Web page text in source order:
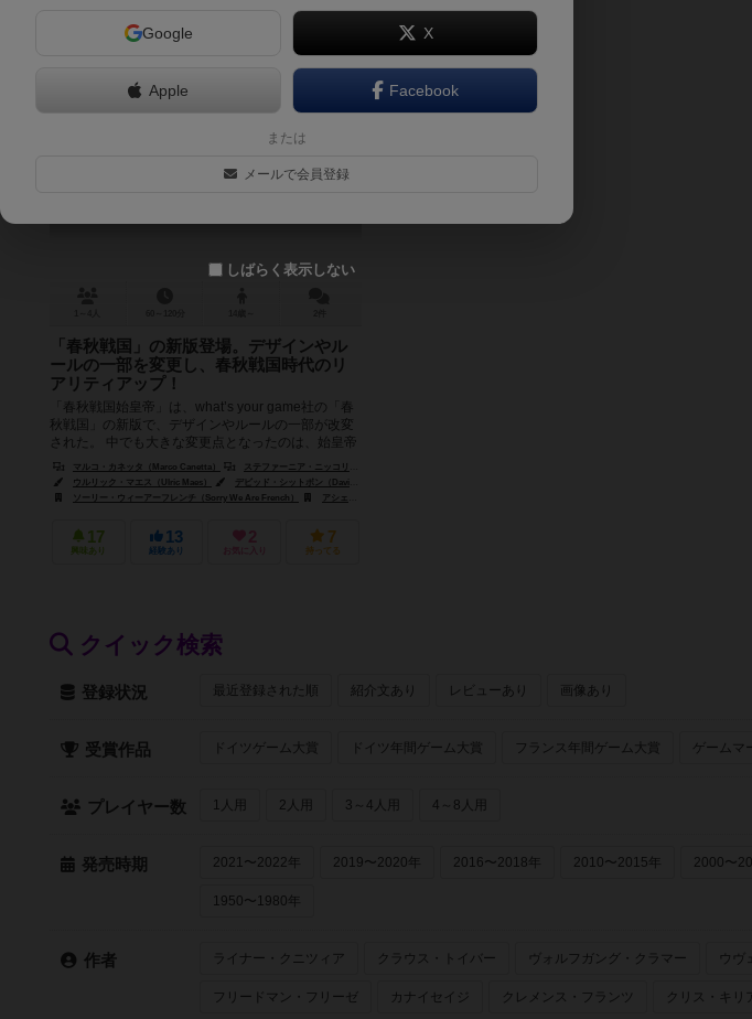
「春秋戦国」の新版登場。デザインやル
ールの一部を変更し、春秋戦国時代のリ
アリティアップ！
「春秋戦国始皇帝」は、what’s your game社の「春
秋戦国」の新版で、デザインやルールの一部が改変
された。 中でも大きな変更点となったのは、始皇帝
の業績にズー...
マルコ・カネッタ（Marco Canetta）
ステファーニア・ニッコリーニ（Stefania Niccolini）
ウルリック・マエス（Ulric Maes）
デビッド・シットボン（David Sitbon）
ソーリー・ウィーアーフレンチ（Sorry We Are French）
アシェット・ボードゲームズ・USA（Hachette Boardgames USA）
17
興味あり
13
経験あり
2
お気に入り
7
持ってる
クイック検索
登録状況 最近登録された順 紹介文あり レビューあり 画像あり
受賞作品 ドイツゲーム大賞 ドイツ年間ゲーム大賞 フランス年間ゲーム大賞 ゲームマ
プレイヤー数 1人用 2人用 3～4人用 4～8人用
発売時期 2021〜2022年 2019〜2020年 2016〜2018年 2010〜2015年 2000〜
1950〜1980年
作者 ライナー・クニツィア クラウス・トイバー ヴォルフガング・クラマー ウヴ
フリードマン・フリーゼ カナイセイジ クレメンス・フランツ クリス・キリ
Google X
Apple Facebook
または
メールで会員登録
しばらく表示しない